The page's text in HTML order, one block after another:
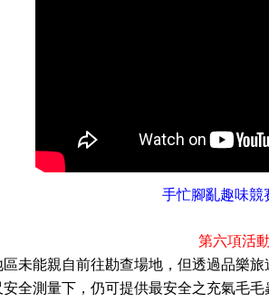
手忙腳亂趣味競
第六項活
區未能親自前往勘查場地，但透過品樂
全測量下，仍可提供最安全之充氣毛